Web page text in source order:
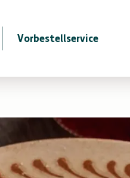
Vorbestellservice